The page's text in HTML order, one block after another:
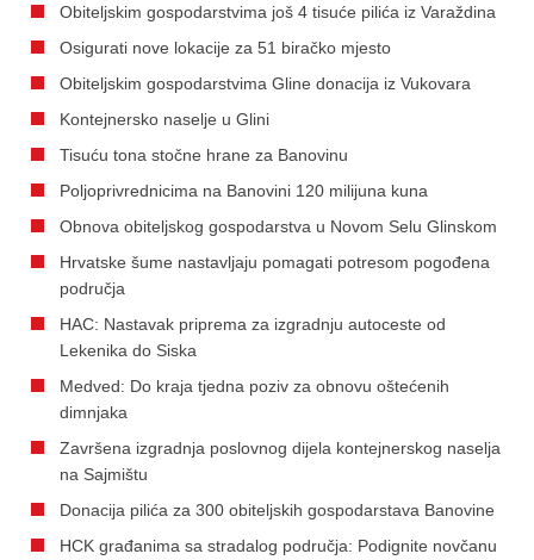
Obiteljskim gospodarstvima još 4 tisuće pilića iz Varaždina
Osigurati nove lokacije za 51 biračko mjesto
Obiteljskim gospodarstvima Gline donacija iz Vukovara
Kontejnersko naselje u Glini
Tisuću tona stočne hrane za Banovinu
Poljoprivrednicima na Banovini 120 milijuna kuna
Obnova obiteljskog gospodarstva u Novom Selu Glinskom
Hrvatske šume nastavljaju pomagati potresom pogođena
područja
HAC: Nastavak priprema za izgradnju autoceste od
Lekenika do Siska
Medved: Do kraja tjedna poziv za obnovu oštećenih
dimnjaka
Završena izgradnja poslovnog dijela kontejnerskog naselja
na Sajmištu
Donacija pilića za 300 obiteljskih gospodarstava Banovine
HCK građanima sa stradalog područja: Podignite novčanu